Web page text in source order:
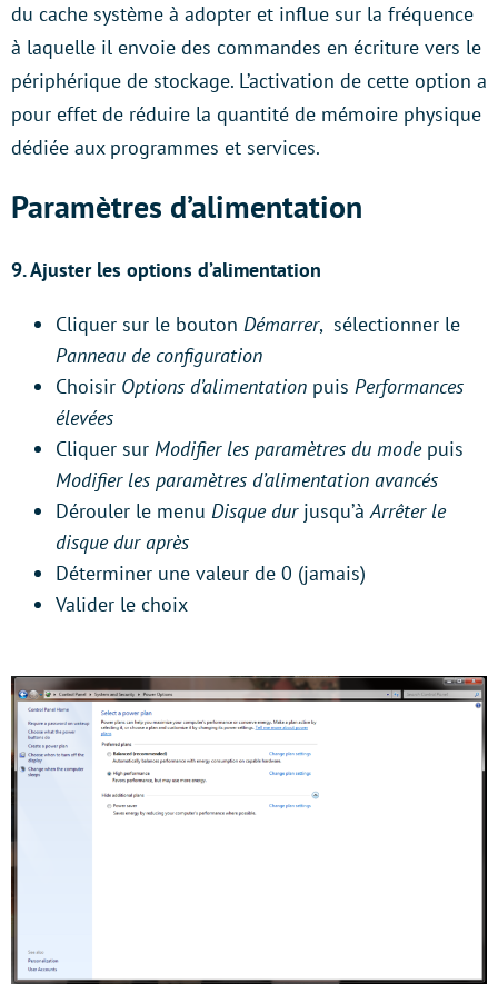
du cache système à adopter et influe sur la fréquence
à laquelle il envoie des commandes en écriture vers le
périphérique de stockage. L’activation de cette option a
pour effet de réduire la quantité de mémoire physique
dédiée aux programmes et services.
Paramètres d’alimentation
9.Ajuster les options d’alimentation
Cliquer sur le bouton Démarrer, sélectionner le
Panneau de configuration
Choisir Options d’alimentation puis Performances
élevées
Cliquer sur Modifier les paramètres du modepuis
Modifier les paramètres d’alimentation avancés
Dérouler le menu Disque durjusqu’à Arrêter le
disque dur après
Déterminer une valeur de 0 (jamais)
Valider le choix